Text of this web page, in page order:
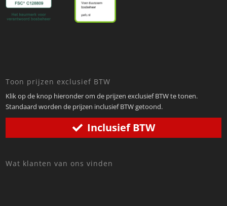
Toon prijzen exclusief BTW
Klik op de knop hieronder om de prijzen exclusief BTW te tonen.
Standaard worden de prijzen inclusief BTW getoond.
Inclusief BTW
Wat klanten van ons vinden